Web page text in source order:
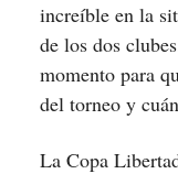
increíble en la
de los dos
momento para
del torneo y
La Copa